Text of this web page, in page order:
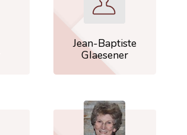
Jean-Baptiste
Glaesener